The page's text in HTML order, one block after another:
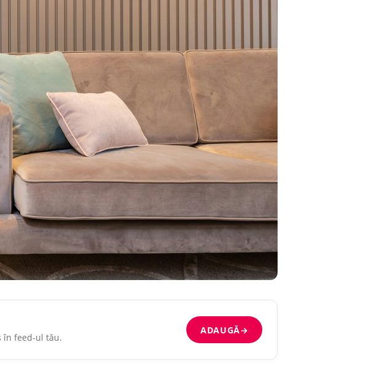
în feed-ul tău.
ADAUGĂ→